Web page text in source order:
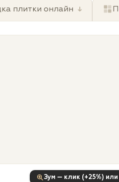
плитки онлайн ↓
Зум — клик (+25%)